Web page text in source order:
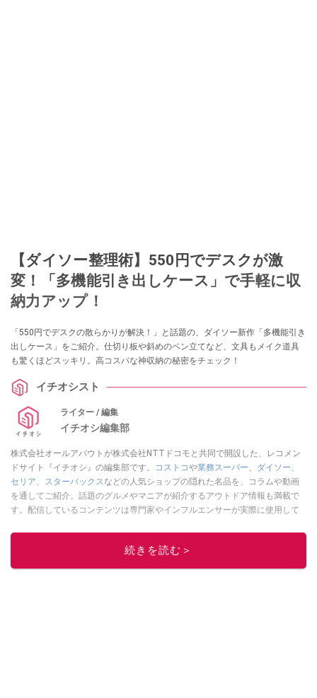
【ダイソー整理術】550円でデスクが激
変！「多機能引き出しケース」で手軽に収
納力アップ！
「550円でデスクの散らかりが解決！」と話題の、ダイソー新作「多機能引き
出しケース」をご紹介。仕切り板や斜めのペン立てなど、文具もメイク道具
も驚くほどスッキリ。高コスパな神収納の秘密をチェック！
イチオシスト
ライター / 編集
イチオシ編集部
株式会社オールアバウトが株式会社NTTドコモと共同で開設した、レコメン
ドサイト『イチオシ』の編集部です。
コストコや業務スーパー ダイソー
セリア
スターバックス などの人気ショップの隠れた名品を、コラムや動画
を通してご紹介。話題のグルメやマニアが紹介するアウトドア情報も満載で
す。配信しているコンテンツは専門家やインフルエンサーが実際に使用して
ニュースでフォロー
続きを読む＞